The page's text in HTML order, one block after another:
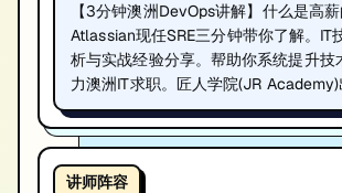
【3分钟澳洲DevOps讲解】什么是高
Atlassian现任SRE三分钟带你了解。IT
析与实战经验分享。帮助你系统提升技
力澳洲IT求职。匠人学院(JR Academy)
讲师阵容